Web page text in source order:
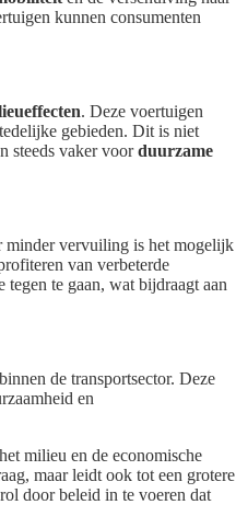
kunnen consumenten
. Deze voertuigen
gebieden. Dit is niet
steeds vaker voorduurzame
minder vervuiling is het mogelijk
van verbeterde
te gaan, wat bijdraagt aan
de transportsector. Deze
en
milieu en de economische
maar leidt ook tot een grotere
door beleid in te voeren dat